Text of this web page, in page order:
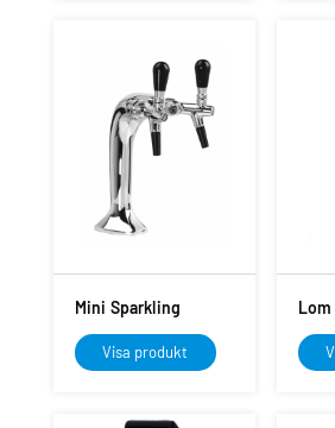
Mini Sparkling
Visa produkt
Lom